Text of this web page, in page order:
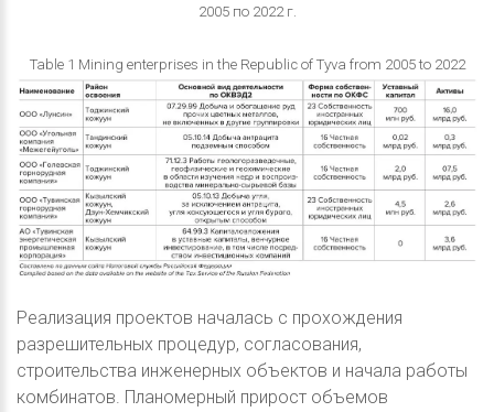
2005 по 2022 г.
Table 1 Mining enterprises in the Republic of Tyva from 2005 to 2022
Реализация проектов началась с прохождения
разрешительных процедур, согласования,
строительства инженерных объектов и начала работы
комбинатов. Планомерный прирост объемов